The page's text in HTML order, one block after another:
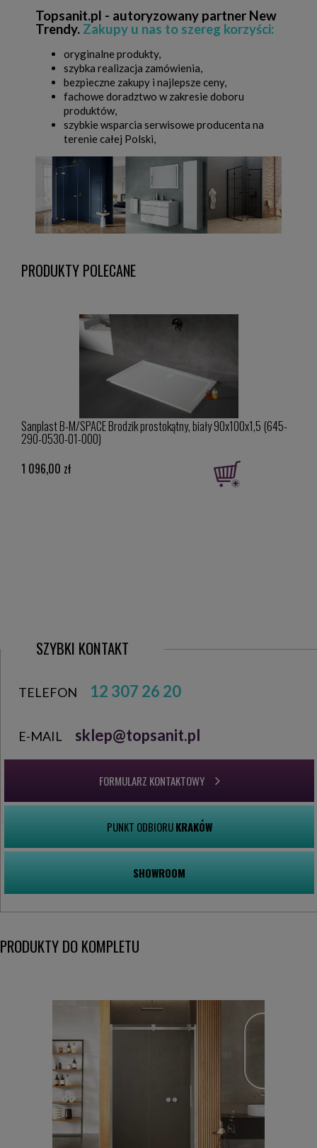
Topsanit.pl - autoryzowany partner New
Trendy. Zakupy u nas to szereg korzyści:
oryginalne produkty,
szybka realizacja zamówienia,
bezpieczne zakupy i najlepsze ceny,
fachowe doradztwo w zakresie doboru
produktów,
szybkie wsparcia serwisowe producenta na
terenie całej Polski,
PRODUKTY POLECANE
Sanplast B-M/SPACE Brodzik prostokątny, biały 90x100x1,5 (645-
290-0530-01-000)
1 096,00 zł
SZYBKI KONTAKT
TELEFON 12 307 26 20
E-MAIL sklep@topsanit.pl
FORMULARZ KONTAKTOWY
PUNKT ODBIORUKRAKÓW
SHOWROOM
PRODUKTY DO KOMPLETU